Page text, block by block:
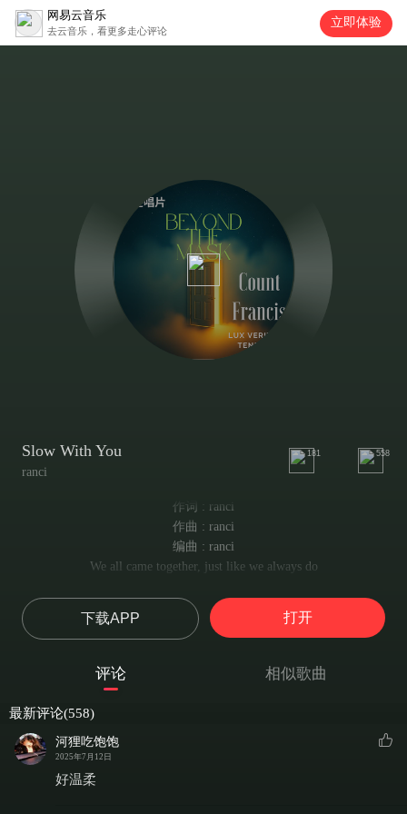
网易云音乐
去云音乐，看更多走心评论
立即体验
Slow With You
ranci
181 558
作词 : ranci
作曲 : ranci
编曲 : ranci
We all came together, just like we always do
I see you standing there, butIcan't talk to you
人群中，你站在那里，我却无法向你走去。
I fake a smile, likeIdon't care at all
我假装微笑，装作这一切都无所谓，
When deep inside,I'm screaming at the wall
You’ re holding his hand, like I don’ t exist
你牵着他的手，像是过去的一切都不曾发生。
Like every glance we shared, was just a myth
我们曾经交换过的目光，是不是只是我一个人的幻想？
下载APP 打开
评论 相似歌曲
最新评论(558)
河狸吃饱饱
2025年7月12日
好温柔